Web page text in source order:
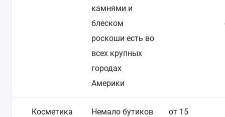
камнями и
блеском
роскоши есть во
всех крупных
городах
Америки
Косметика
Немало бутиков
от 15